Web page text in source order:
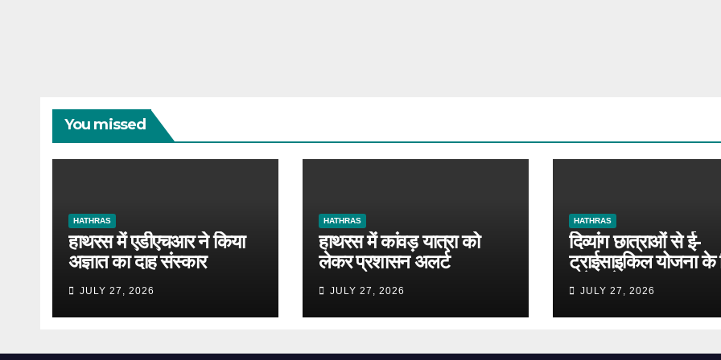
You missed
HATHRAS
हाथरस में एडीएचआर ने किया
अज्ञात का दाह संस्कार
JULY 27, 2026
HATHRAS
हाथरस में कांवड़ यात्रा को
लेकर प्रशासन अलर्ट
JULY 27, 2026
HATHRAS
दिव्यांग छात्राओं से ई-
ट्राईसाइकिल योजना के
मांगे आवेदन
JULY 27, 2026